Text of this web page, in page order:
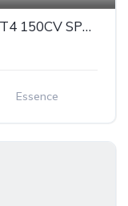
FIAT 500X 1.3 FIREFLY TURBO T4 150CV SPORT DCT
Essence